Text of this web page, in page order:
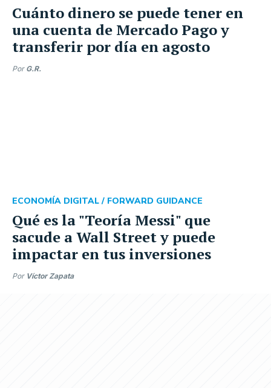
Cuánto dinero se puede tener en
una cuenta de Mercado Pago y
transferir por día en agosto
Por G.R.
Qué es la "Teoría Messi" que
sacude a Wall Street y puede
impactar en tus inversiones
ECONOMÍA DIGITAL / FORWARD GUIDANCE
Por Víctor Zapata